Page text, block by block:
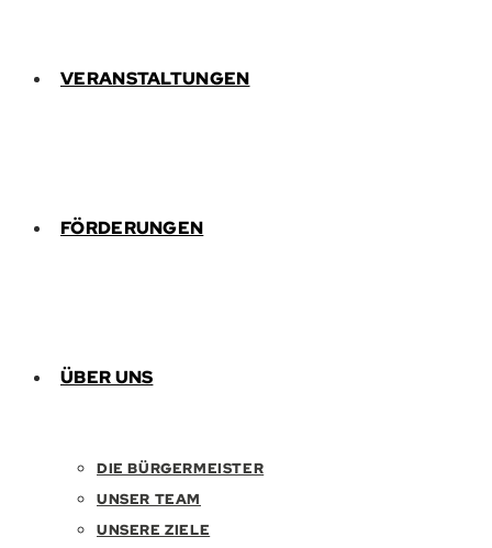
VERANSTALTUNGEN
FÖRDERUNGEN
ÜBER UNS
DIE BÜRGERMEISTER
UNSER TEAM
UNSERE ZIELE